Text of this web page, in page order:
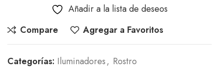
Añadir a la lista de deseos
Compare
Agregar a Favoritos
Categorías: Iluminadores, Rostro